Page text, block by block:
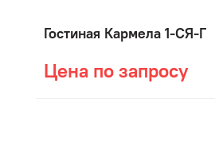
Гостиная Кармела 1-СЯ-Г
Цена по запросу